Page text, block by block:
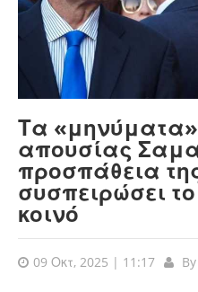
Τα «μηνύματα»
απουσίας
προσπάθεια
συσπειρώσει
κοινό
09 Οκτ, 2025 | 11:17 By